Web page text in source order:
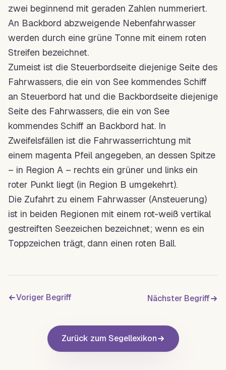
zwei beginnend mit geraden Zahlen nummeriert.
An Backbord abzweigende Nebenfahrwasser
werden durch eine grüne Tonne mit einem roten
Streifen bezeichnet.
Zumeist ist die Steuerbordseite diejenige Seite des
Fahrwassers, die ein von See kommendes Schiff
an Steuerbord hat und die Backbordseite diejenige
Seite des Fahrwassers, die ein von See
kommendes Schiff an Backbord hat. In
Zweifelsfällen ist die Fahrwasserrichtung mit
einem magenta Pfeil angegeben, an dessen Spitze
– in Region A – rechts ein grüner und links ein
roter Punkt liegt (in Region B umgekehrt).
Die Zufahrt zu einem Fahrwasser (Ansteuerung)
ist in beiden Regionen mit einem rot-weiß vertikal
gestreiften Seezeichen bezeichnet; wenn es ein
Toppzeichen trägt, dann einen roten Ball.
Voriger Begriff Nächster Begriff
Zurück zum Segellexikon